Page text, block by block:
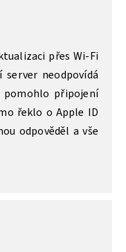
přes Wi-Fi
neodpovídá
připojení
řeklo o Apple ID
odpověděl a vše